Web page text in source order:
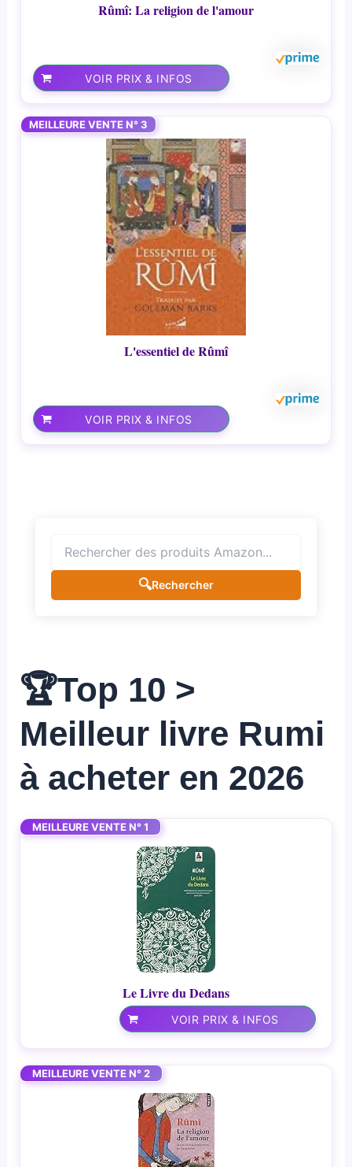
Rûmî: La religion de l'amour
VOIR PRIX & INFOS
MEILLEURE VENTE N° 3
L'essentiel de Rûmî
VOIR PRIX & INFOS
🔍Rechercher
🏆Top 10 >
Meilleur livre Rumi
à acheter en 2026
MEILLEURE VENTE N° 1
Le Livre du Dedans
VOIR PRIX & INFOS
MEILLEURE VENTE N° 2